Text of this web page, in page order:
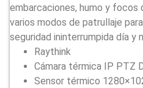
embarcaciones, humo y focos
varios modos de patrullaje
seguridad ininterrumpida día y
Raythink
Cámara térmica IP PTZ
Sensor térmico